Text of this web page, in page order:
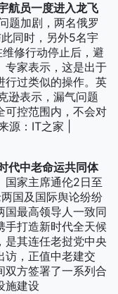
航员一度进入龙飞
题加剧，两名俄罗
同时，另外5名宇
修行动停止后，避
专家表示，这是出于
行过类似的操作。英
逊表示，漏气问题
可控范围内，不会对
源：IT之家 |
代中老命运共同体
国家主席通伦2日至
国及国际舆论纷纷
国最高领导人一致同
手打造新时代全天候
是其连任老挝党中央
访，正值中老建交
双方签署了一系列合
施建设